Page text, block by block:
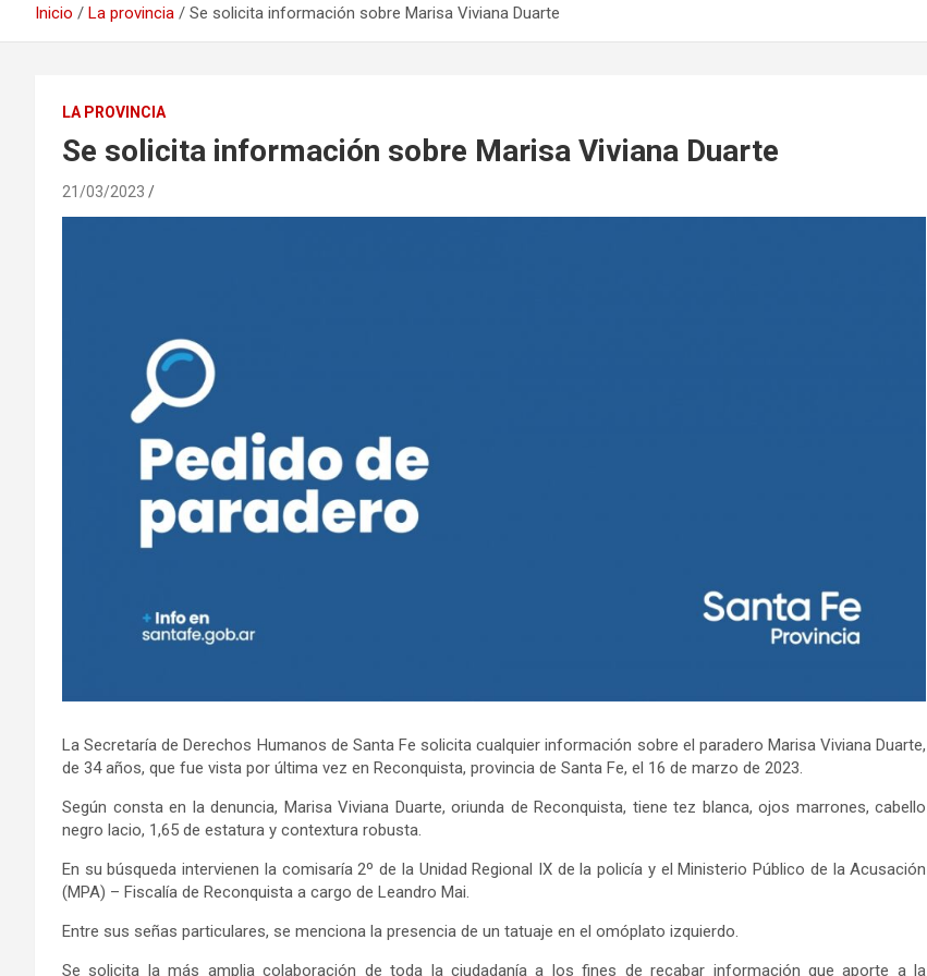
Inicio La provincia Se solicita información sobre Marisa Viviana Duarte
LA PROVINCIA
Se solicita información sobre Marisa Viviana Duarte
21/03/2023
La Secretaría de Derechos Humanos de Santa Fe solicita cualquier información sobre el paradero Marisa Viviana Duarte,
de 34 años, que fue vista por última vez en Reconquista, provincia de Santa Fe, el 16 de marzo de 2023.
Según consta en la denuncia, Marisa Viviana Duarte, oriunda de Reconquista, tiene tez blanca, ojos marrones, cabello
negro lacio, 1,65 de estatura y contextura robusta.
En su búsqueda intervienen la comisaría 2º de la Unidad Regional IX de la policía y el Ministerio Público de la Acusación
(MPA) – Fiscalía de Reconquista a cargo de Leandro Mai.
Entre sus señas particulares, se menciona la presencia de un tatuaje en el omóplato izquierdo.
Se solicita la más amplia colaboración de toda la ciudadanía a los fines de recabar información que aporte a la